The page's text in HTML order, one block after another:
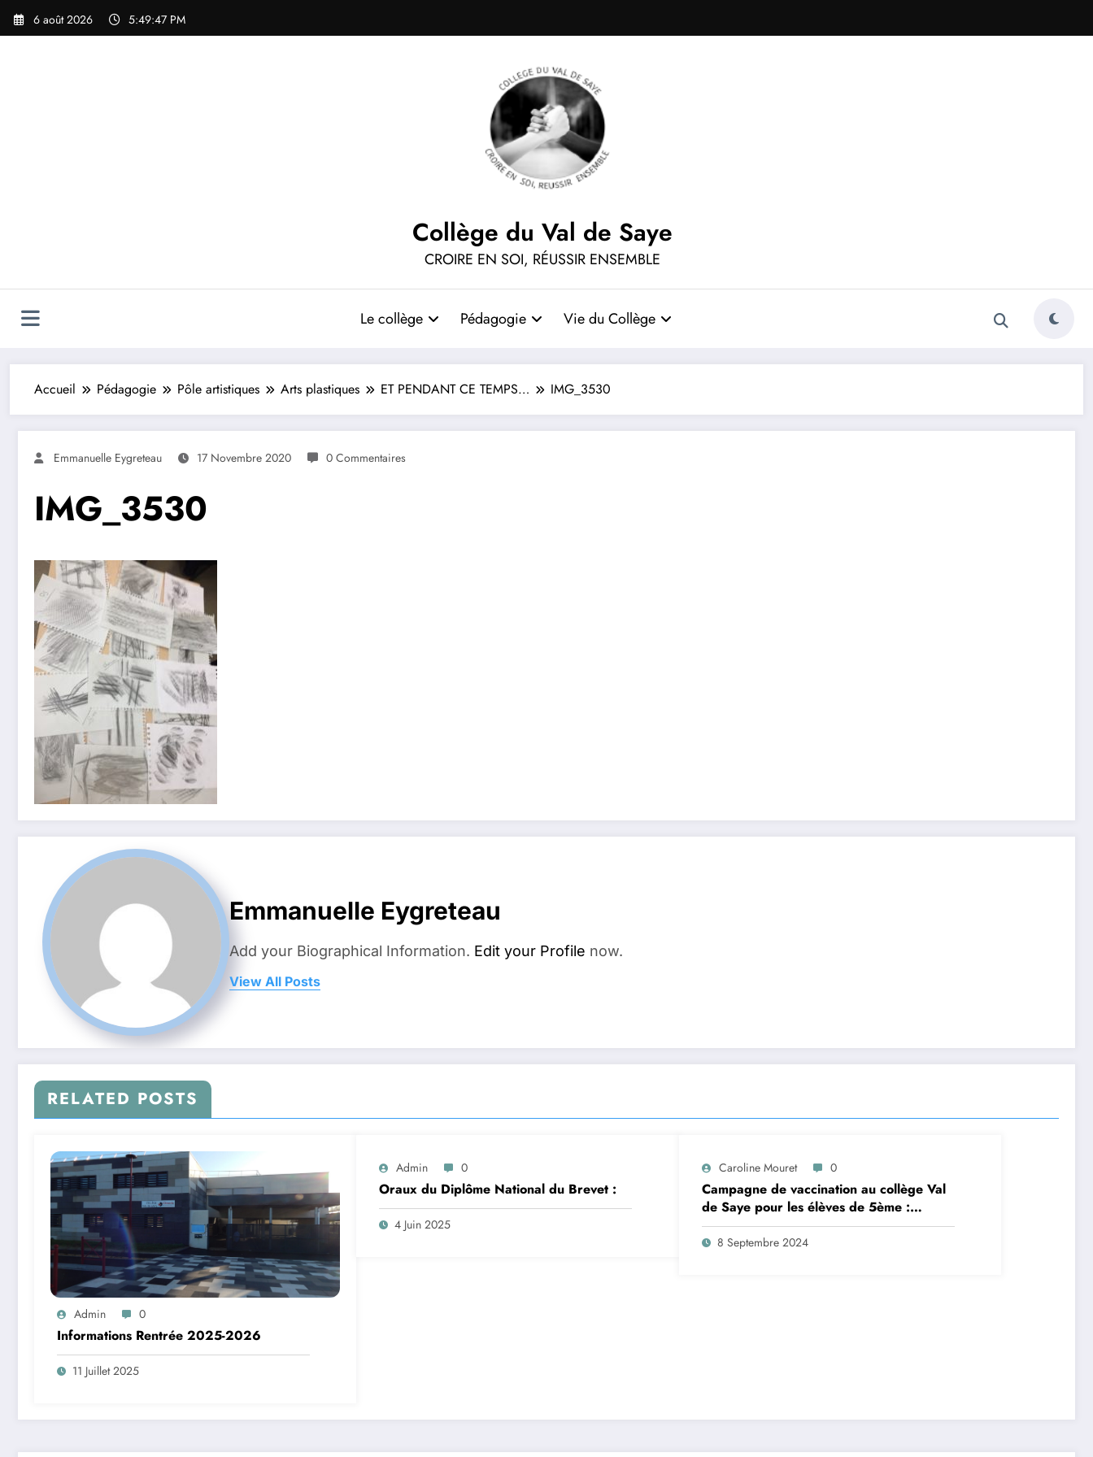
Aller
6 août 2026 5:49:47 PM
Collège du Val de Saye
CROIRE EN SOI, RÉUSSIR ENSEMBLE
Le collège Pédagogie Vie du Collège
Accueil Pédagogie Pôle artistiques Arts plastiques ET PENDANT CE TEMPS… IMG_3530
Emmanuelle Eygreteau 17 Novembre 2020 0 Commentaires
IMG_3530
Emmanuelle Eygreteau
Add your Biographical Information. Edit your Profile now.
View All Posts
RELATED POSTS
Admin 0
Informations Rentrée 2025-2026
11 Juillet 2025
Admin 0
Oraux du Diplôme National du Brevet :
4 Juin 2025
Caroline Mouret 0
Campagne de vaccination au collège Val
de Saye pour les élèves de 5ème :
inscription en ligne avant le 28
septembre 2024
8 Septembre 2024